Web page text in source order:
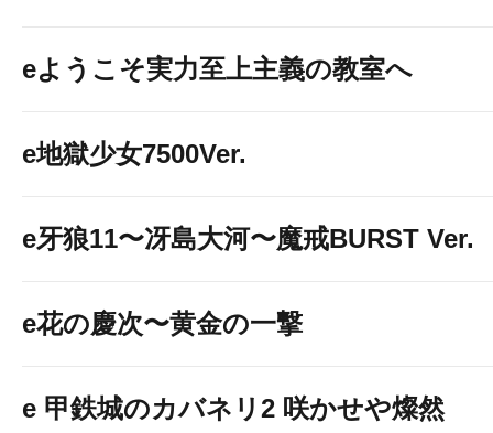
eようこそ実力至上主義の教室へ
e地獄少女7500Ver.
e牙狼11〜冴島大河〜魔戒BURST Ver.
e花の慶次〜黄金の一撃
e 甲鉄城のカバネリ2 咲かせや燦然